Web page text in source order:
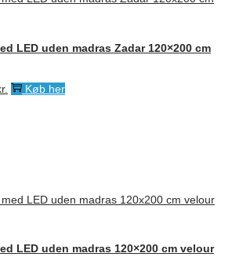
LED uden madras Zadar 120×200 cm
DenKøb her
LED uden madras 120×200 cm velour